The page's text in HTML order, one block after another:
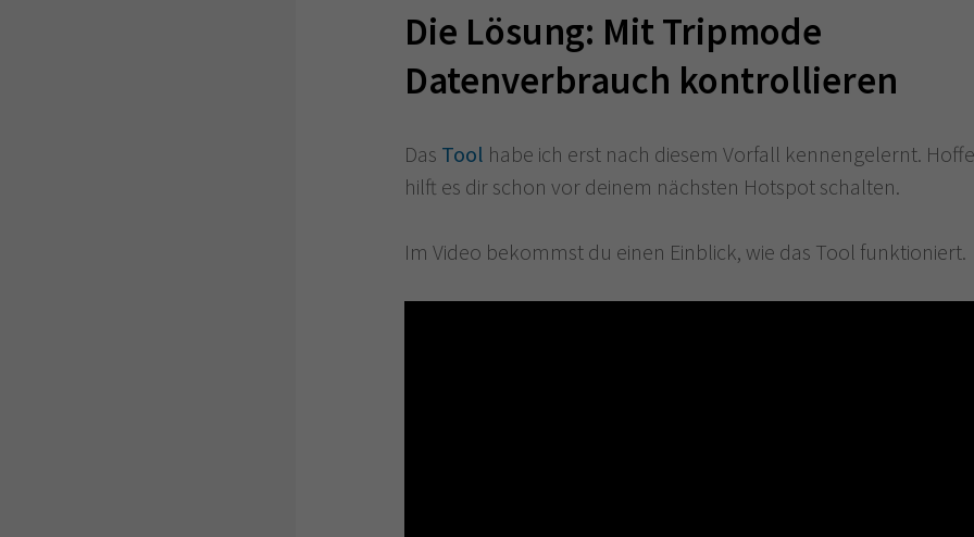
Die Lösung: Mit Tripmode
Datenverbrauch kontrollieren
Das Tool habe ich erst nach diesem Vorfall kennengelernt.
hilft es dir schon vor deinem nächsten Hotspot schalten.
Im Video bekommst du einen Einblick, wie das Tool funktioniert.